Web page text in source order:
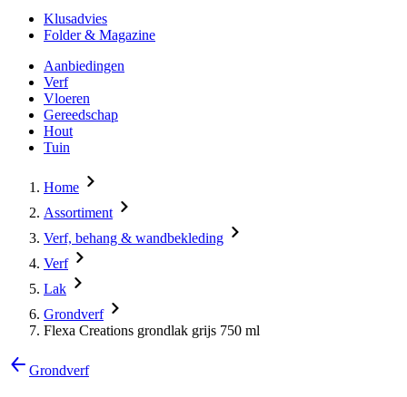
Klusadvies
Folder & Magazine
Aanbiedingen
Verf
Vloeren
Gereedschap
Hout
Tuin
Home
Assortiment
Verf, behang & wandbekleding
Verf
Lak
Grondverf
Flexa Creations grondlak grijs 750 ml
Grondverf